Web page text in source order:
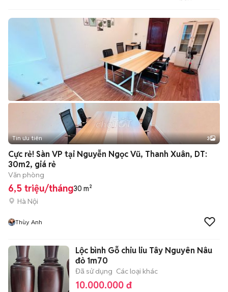
Tin ưu tiên 3
Cực rẻ! Sàn VP tại Nguyễn Ngọc Vũ, Thanh Xuân, DT:
30m2, giá rẻ
Văn phòng
6,5 triệu/tháng30 m²
Hà Nội
Thùy Anh
Lộc bình Gỗ chiu liu Tây Nguyên Nâu
đỏ 1m70
Đã sử dụng Các loại khác
10.000.000 đ